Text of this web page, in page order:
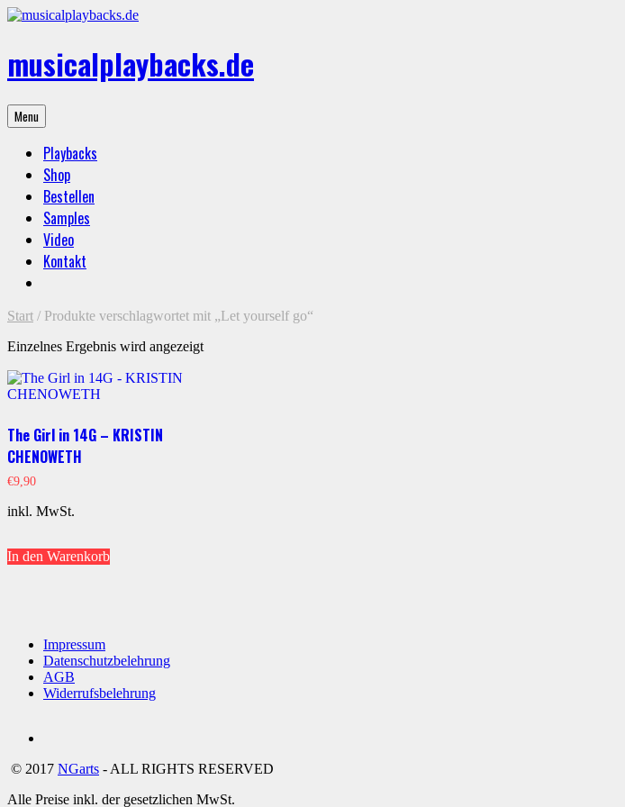
Skip
musicalplaybacks.de
professional
backing
Menu
Playbacks
Shop
Bestellen
Samples
Video
Kontakt
Start / Produkte verschlagwortet mit „Let yourself go“
Einzelnes Ergebnis wird angezeigt
The Girl in 14G – KRISTIN
CHENOWETH
€9,90
inkl. MwSt.
In den Warenkorb
Impressum
Datenschutzbelehrung
AGB
Widerrufsbelehrung
Social
Media
© 2017 NGarts - ALL RIGHTS RESERVED
Alle Preise inkl. der gesetzlichen MwSt.